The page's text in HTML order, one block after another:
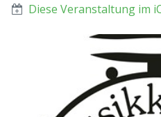
Diese Veranstaltung im